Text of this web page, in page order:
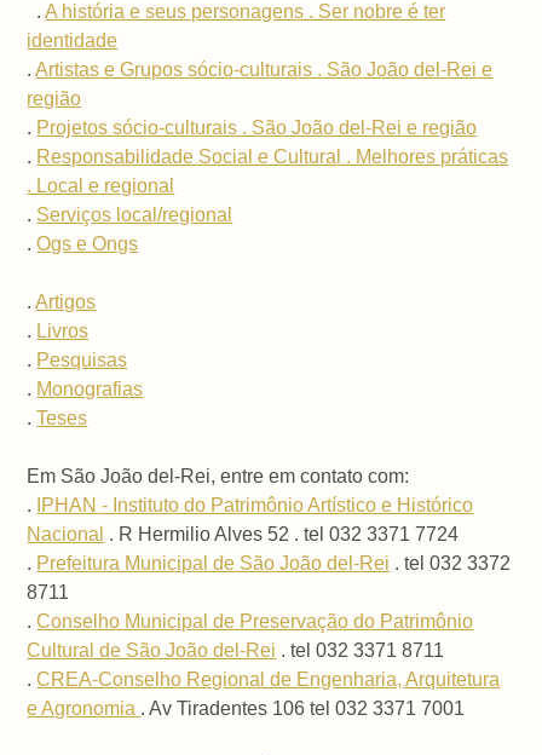
.A história e seus personagens . Ser nobre é ter
identidade
.Artistas e Grupos sócio-culturais . São João del-Rei e
região
. Projetos sócio-culturais . São João del-Rei e região
. Responsabilidade Social e Cultural . Melhores práticas
. Local e regional
. Serviços local/regional
.Ogs e Ongs
.Artigos
. Livros
. Pesquisas
. Monografias
.Teses
Em São João del-Rei, entre em contato com:
.
IPHAN - Instituto do Patrimônio Artístico e Histórico
Nacional . R Hermilio Alves 52 . tel 032 3371 7724
. Prefeitura Municipal de São João del-Rei . tel 032 3372
8711
.Conselho Municipal de Preservação do Patrimônio
Cultural de São João del-Rei . tel 032 3371 8711
.CREA-Conselho Regional de Engenharia, Arquitetura
e Agronomia . Av Tiradentes 106 tel 032 3371 7001